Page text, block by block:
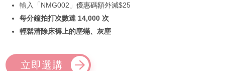
輸入「NMG002」優惠碼額外減$25
每分鐘拍打次數達 14,000 次
輕鬆清除床褥上的塵蟎、灰塵
立即選購